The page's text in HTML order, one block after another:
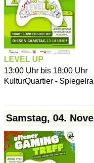
LEVEL UP
13:00 Uhr bis 18:00 Uhr
KulturQuartier -
Samstag, 04.